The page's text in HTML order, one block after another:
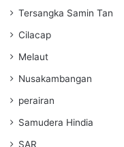
Tersangka Samin Tan
Cilacap
Melaut
Nusakambangan
perairan
Samudera Hindia
SAR